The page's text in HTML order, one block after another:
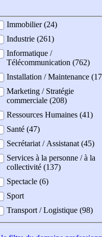
Immobilier (24)
Industrie (261)
Informatique /
Télécommunication (762)
Installation / Maintenance
Marketing / Stratégie
commerciale (208)
Ressources Humaines (41)
Santé (47)
Secrétariat / Assistanat (45)
Services à la personne / à la
collectivité (137)
Spectacle (6)
Sport
Transport / Logistique (98)